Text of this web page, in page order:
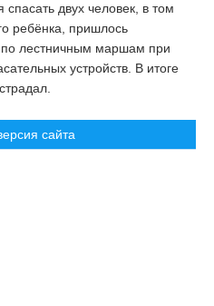
двух человек, в том
ребёнка, пришлось
по лестничным маршам при
устройств. В итоге
сайта